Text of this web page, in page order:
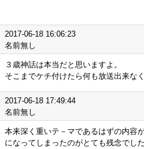
2017-06-18 16:06:23
名前無し
３歳神話は本当だと思いますよ。
そこまでケチ付けたら何も放送出来な
2017-06-18 17:49:44
名前無し
本来深く重いテ－マであるはずの内容
になってしまったのがとても残念でした